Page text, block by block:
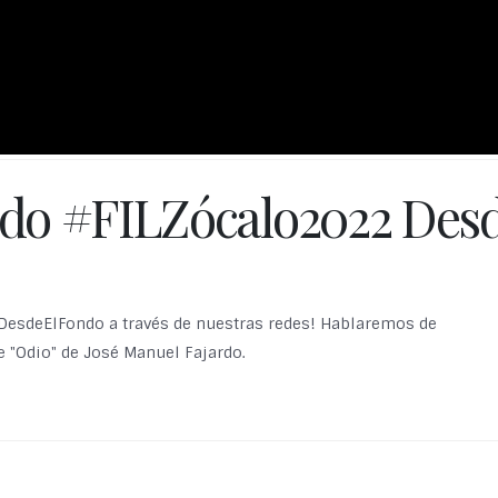
#FILZócalo2022
a través de nuestras redes! Hablaremos de
de José Manuel Fajardo.